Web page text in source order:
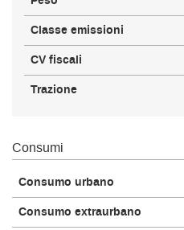
Classe emissioni
CV fiscali
Trazione
Consumi
Consumo urbano
Consumo extraurbano